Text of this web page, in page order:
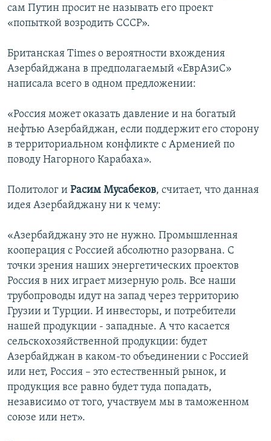
сам Путин просит не называть его проект
«попыткой возродить СССР».
Британская Times о вероятности вхождения
Азербайджана в предполагаемый «ЕврАзиС»
написала всего в одном предложении:
«Россия может оказать давление и на богатый
нефтью Азербайджан, если поддержит его сторону
в территориальном конфликте с Арменией по
поводу Нагорного Карабаха».
Политолог и Расим Мусабеков, считает, что данная
идея Азербайджану ни к чему:
«Азербайджану это не нужно. Промышленная
кооперация с Россией абсолютно разорвана. С
точки зрения наших энергетических проектов
Россия в них играет мизерную роль. Все наши
трубопроводы идут на запад через территорию
Грузии и Турции. И инвесторы, и потребители
нашей продукции - западные. А что касается
сельскохозяйственной продукции: будет
Азербайджан в каком-то объединении с Россией
или нет, Россия – это естественный рынок, и
продукция все равно будет туда попадать,
независимо от того, участвуем мы в таможенном
союзе или нет».